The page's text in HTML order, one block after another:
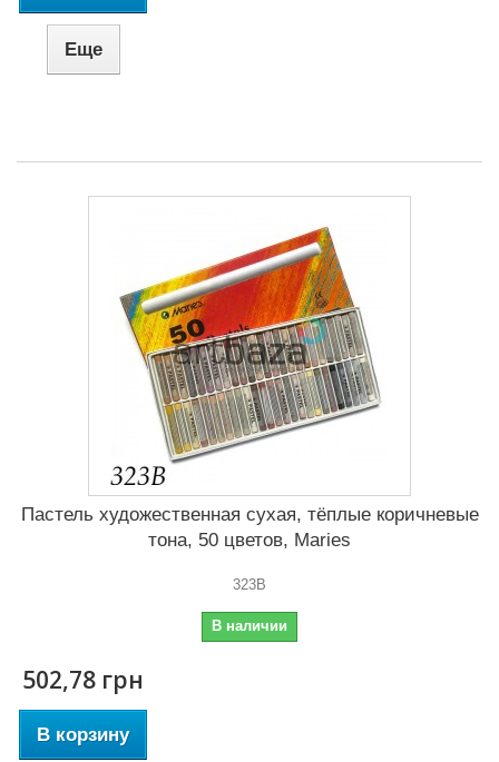
Еще
Пастель художественная сухая, тёплые коричневые
тона, 50 цветов, Maries
323B
В наличии
502,78 грн
В корзину